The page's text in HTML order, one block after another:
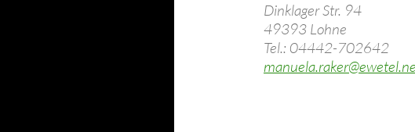
Dinklager Str. 94
49393 Lohne
Tel.: 04442-702642